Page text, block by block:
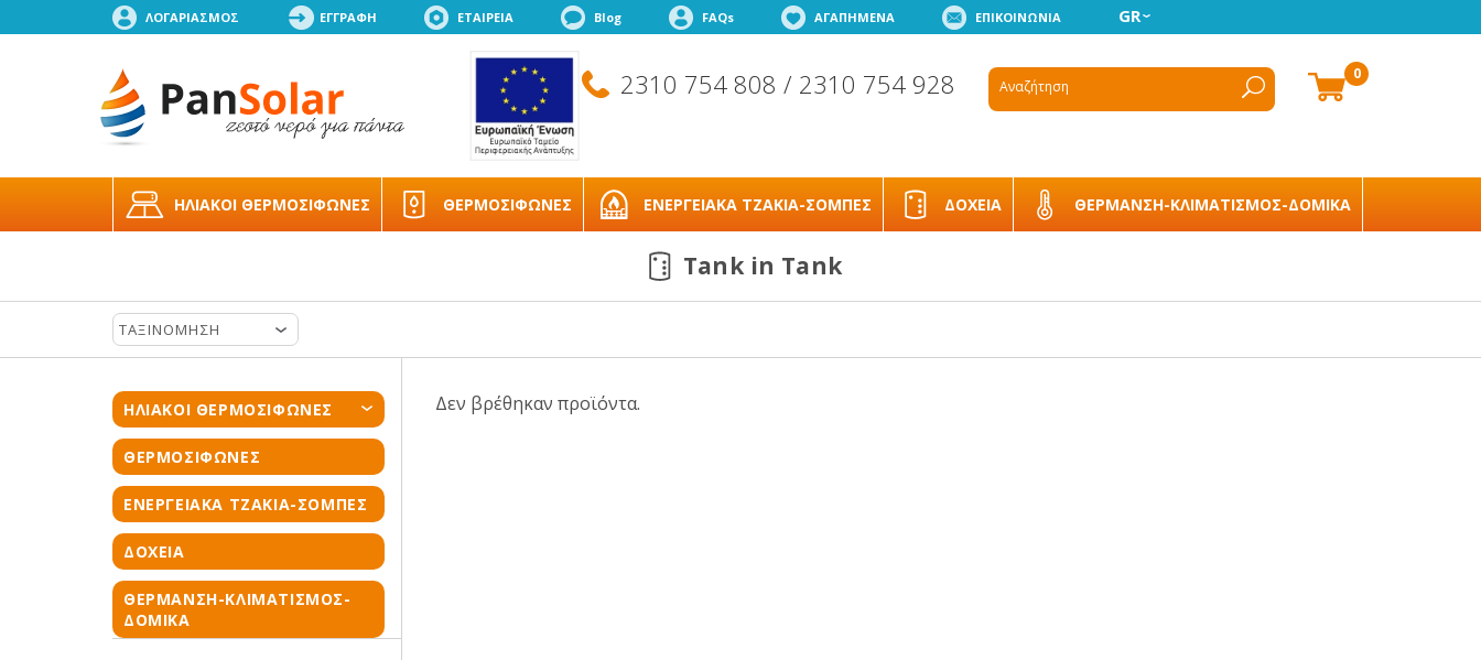
ΛΟΓΑΡΙΑΣΜΟΣ ΕΓΓΡΑΦΗ ΕΤΑΙΡΕΙΑ Blog FAQs ΑΓΑΠΗΜΕΝΑ ΕΠΙΚΟΙΝΩΝΙΑ GR
2310 754 808 / 2310 754 928 0
ΗΛΙΑΚΟΙ ΘΕΡΜΟΣΙΦΩΝΕΣ ΘΕΡΜΟΣΙΦΩΝΕΣ ΕΝΕΡΓΕΙΑΚΑ ΤΖΑΚΙΑ-ΣΟΜΠΕΣ ΔΟΧΕΙΑ ΘΕΡΜΑΝΣΗ-ΚΛΙΜΑΤΙΣΜΟΣ-ΔΟΜΙΚΑ
Tank in Tank
ΤΑΞΙΝΟΜΗΣΗ
ΗΛΙΑΚΟΙ ΘΕΡΜΟΣΙΦΩΝΕΣ
ΘΕΡΜΟΣΙΦΩΝΕΣ
ΕΝΕΡΓΕΙΑΚΑ ΤΖΑΚΙΑ-ΣΟΜΠΕΣ
ΔΟΧΕΙΑ
ΘΕΡΜΑΝΣΗ-ΚΛΙΜΑΤΙΣΜΟΣ-
ΔΟΜΙΚΑ
Δεν βρέθηκαν προϊόντα.